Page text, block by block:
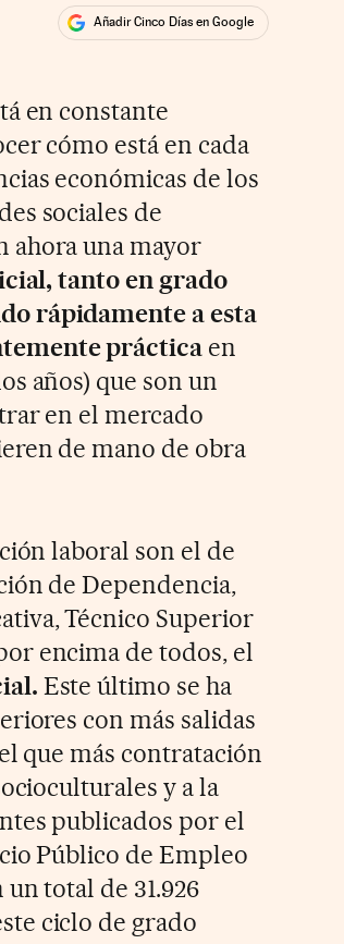
Añadir Cinco Días en Google
en constante
cómo está en cada
económicas de los
sociales de
ahora una mayor
tanto en grado
rápidamente a esta
práctica en
años) que son un
en el mercado
de mano de obra
laboral son el de
de Dependencia,
Técnico Superior
encima de todos, el
Este último se ha
con más salidas
que más contratación
y a la
publicados por el
Público de Empleo
total de 31.926
ciclo de grado